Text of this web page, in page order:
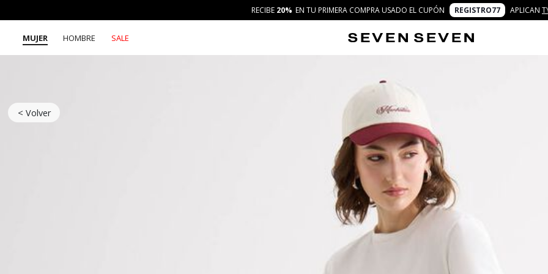
RECIBE 20% EN TU PRIMERA COMPRA USADO EL CUPÓN REGISTRO77 APLICAN
MUJER HOMBRE SALE
< Volver